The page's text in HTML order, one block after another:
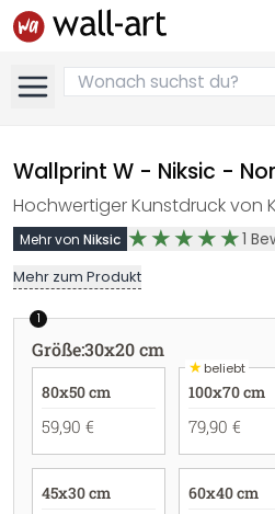
Wallprint W - Niksic -
Hochwertiger Kunstdruck von
Mehr von Niksic 1
Mehr zum Produkt
1
Größe:30x20 cm
80x50 cm
59,90 €
★beliebt
100x70 cm
79,90 €
45x30 cm 60x40 cm